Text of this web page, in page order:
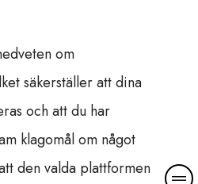
om
säkerställer att dina
och att du har
klagomål om något
den valda plattformen